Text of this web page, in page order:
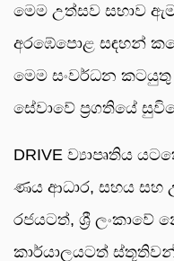
මෙම උත්සව සභාව
අරඹේපොළ සඳහන්
මෙම සංවර්ධන
සේවාවේ ප්‍රගතියේ
DRIVE ව්‍යාපෘතිය
ණය ආධාර, සහය සහ
රජයටත්, ශ්‍රී ලංකාවේ
කාර්යාලයටත්